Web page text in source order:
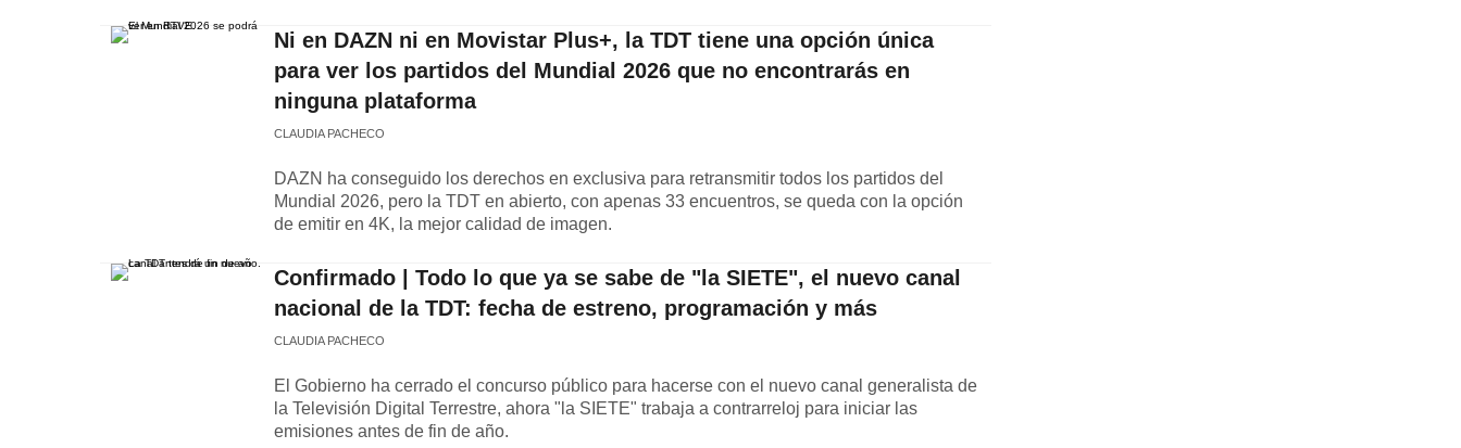
Ni en DAZN ni en Movistar Plus+, la TDT tiene una opción única
para ver los partidos del Mundial 2026 que no encontrarás en
ninguna plataforma
CLAUDIA PACHECO
DAZN ha conseguido los derechos en exclusiva para retransmitir todos los partidos del
Mundial 2026, pero la TDT en abierto, con apenas 33 encuentros, se queda con la opción
de emitir en 4K, la mejor calidad de imagen.
Confirmado | Todo lo que ya se sabe de "la SIETE", el nuevo canal
nacional de la TDT: fecha de estreno, programación y más
CLAUDIA PACHECO
El Gobierno ha cerrado el concurso público para hacerse con el nuevo canal generalista de
la Televisión Digital Terrestre, ahora "la SIETE" trabaja a contrarreloj para iniciar las
emisiones antes de fin de año.